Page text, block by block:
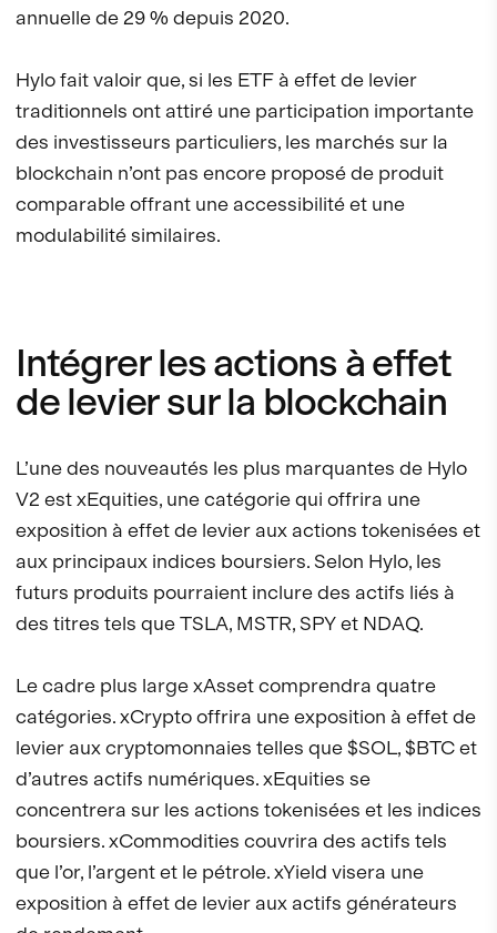
annuelle de 29 % depuis 2020.
Hylo fait valoir que, si les ETF à effet de levier
traditionnels ont attiré une participation importante
des investisseurs particuliers, les marchés sur la
blockchain n’ont pas encore proposé de produit
comparable offrant une accessibilité et une
modulabilité similaires.
Intégrer les actions à effet
de levier sur la blockchain
L’une des nouveautés les plus marquantes de Hylo
V2 est xEquities, une catégorie qui offrira une
exposition à effet de levier aux actions tokenisées et
aux principaux indices boursiers. Selon Hylo, les
futurs produits pourraient inclure des actifs liés à
des titres tels que TSLA, MSTR, SPY et NDAQ.
Le cadre plus large xAsset comprendra quatre
catégories. xCrypto offrira une exposition à effet de
levier aux cryptomonnaies telles que $SOL, $BTC et
d’autres actifs numériques. xEquities se
concentrera sur les actions tokenisées et les indices
boursiers. xCommodities couvrira des actifs tels
que l’or, l’argent et le pétrole. xYield visera une
exposition à effet de levier aux actifs générateurs